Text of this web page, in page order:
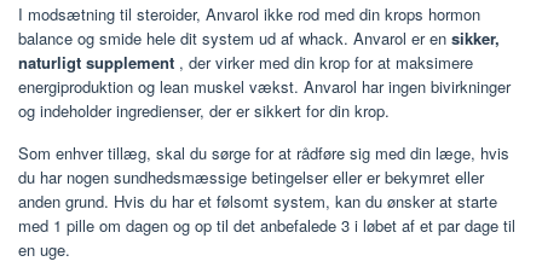
I modsætning til steroider, Anvarol ikke rod med din krops hormon
balance og smide hele dit system ud af whack. Anvarol er en sikker,
naturligt supplement , der virker med din krop for at maksimere
energiproduktion og lean muskel vækst. Anvarol har ingen bivirkninger
og indeholder ingredienser, der er sikkert for din krop.
Som enhver tillæg, skal du sørge for at rådføre sig med din læge, hvis
du har nogen sundhedsmæssige betingelser eller er bekymret eller
anden grund. Hvis du har et følsomt system, kan du ønsker at starte
med 1 pille om dagen og op til det anbefalede 3 i løbet af et par dage til
en uge.